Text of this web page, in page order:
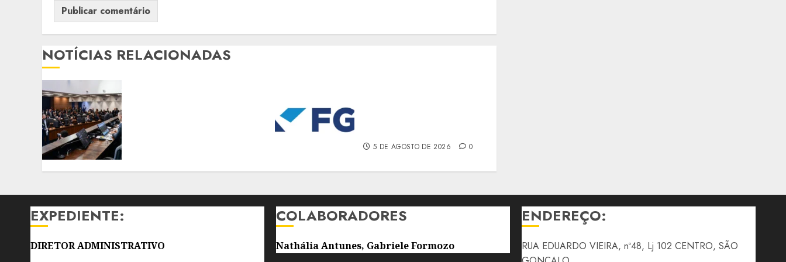
NOTÍCIAS RELACIONADAS
5 DE AGOSTO DE 2026 0
EXPEDIENTE:
DIRETOR ADMINISTRATIVO
COLABORADORES
Nathália Antunes, Gabriele Formozo
ENDEREÇO:
RUA EDUARDO VIEIRA, nº48, Lj 102 CENTRO, SÃO